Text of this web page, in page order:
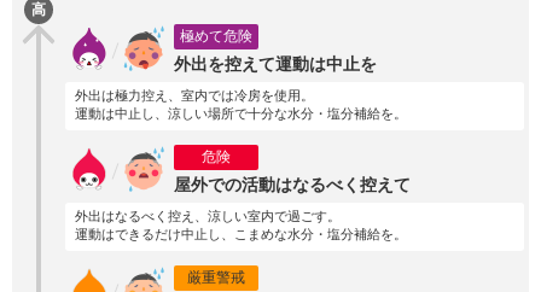
高
極めて危険
外出を控えて運動は中止を
外出は極力控え、室内では冷房を使用。
運動は中止し、涼しい場所で十分な水分・塩分補給を。
危険
屋外での活動はなるべく控えて
外出はなるべく控え、涼しい室内で過ごす。
運動はできるだけ中止し、こまめな水分・塩分補給を。
厳重警戒